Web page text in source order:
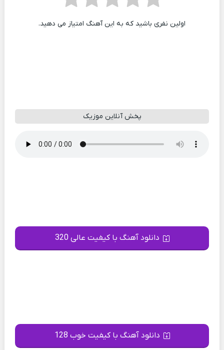
اولین نفری باشید که به این آهنگ امتیاز می دهید.
پخش آنلاین موزیک
دانلود آهنگ با کیفیت عالی 320
دانلود آهنگ با کیفیت خوب 128